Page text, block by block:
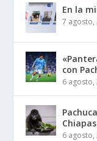
En la
7 agosto,
con
6 agosto,
Chiapas
6 agosto,